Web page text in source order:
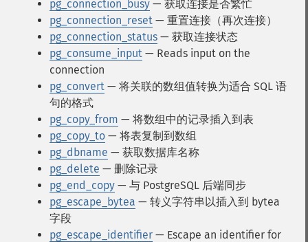
pg_connection_busy — 获取连接是否繁忙
pg_connection_reset — 重置连接（再次连接）
pg_connection_status — 获取连接状态
pg_consume_input — Reads input on the
connection
pg_convert — 将关联的数组值转换为适合 SQL 语
句的格式
pg_copy_from — 将数组中的记录插入到表
pg_copy_to — 将表复制到数组
pg_dbname — 获取数据库名称
pg_delete — 删除记录
pg_end_copy — 与 PostgreSQL 后端同步
pg_escape_bytea — 转义字符串以插入到 bytea
字段
pg_escape_identifier — Escape an identifier for